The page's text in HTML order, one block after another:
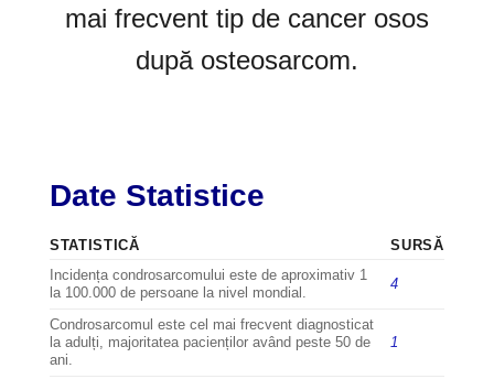
mai frecvent tip de cancer osos
după osteosarcom.
Date Statistice
STATISTICĂ
SURSĂ
Incidența condrosarcomului este de aproximativ 1
la 100.000 de persoane la nivel mondial.
4
Condrosarcomul este cel mai frecvent diagnosticat
la adulți, majoritatea pacienților având peste 50 de
ani.
1